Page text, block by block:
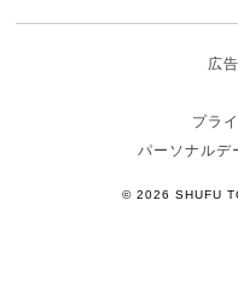
広
プラ
パーソナルデ
© 2026 SHUFU